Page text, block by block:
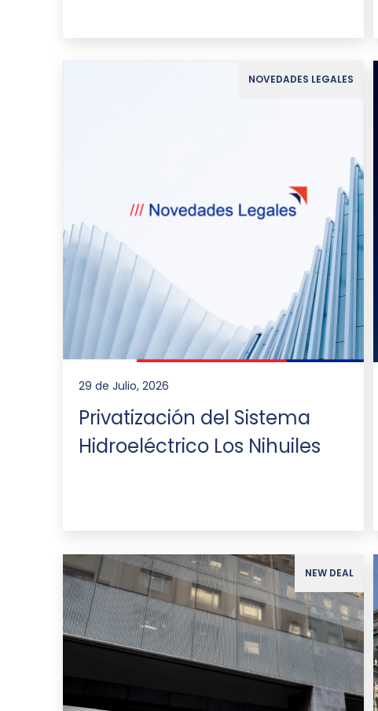
NOVEDADES LEGALES
29 de Julio, 2026
Privatización del Sistema
Hidroeléctrico Los Nihuiles
NEW DEAL